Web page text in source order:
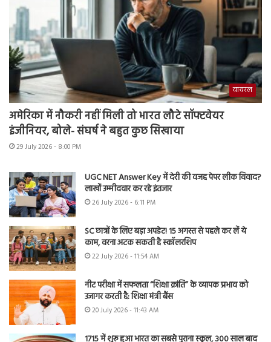
वायरल
अमेरिका में नौकरी नहीं मिली तो भारत लौटे सॉफ्टवेयर
इंजीनियर, बोले- संघर्ष ने बहुत कुछ सिखाया
29 July 2026 - 8:00 PM
UGC NET Answer Key में देरी की वजह पेपर लीक विवाद?
लाखों उम्मीदवार कर रहे इंतजार
26 July 2026 - 6:11 PM
SC छात्रों के लिए बड़ा अपडेट! 15 अगस्त से पहले कर लें ये
काम, वरना अटक सकती है स्कॉलरशिप
22 July 2026 - 11:54 AM
नीट परीक्षा में सफलता “शिक्षा क्रांति” के व्यापक प्रभाव को
उजागर करती है: शिक्षा मंत्री बैंस
20 July 2026 - 11:43 AM
1715 में शुरू हुआ भारत का सबसे पुराना स्कूल, 300 साल बाद